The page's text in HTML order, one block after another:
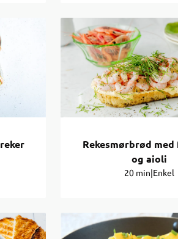
Rekesmørbrød med
og aioli
20 min|Enkel